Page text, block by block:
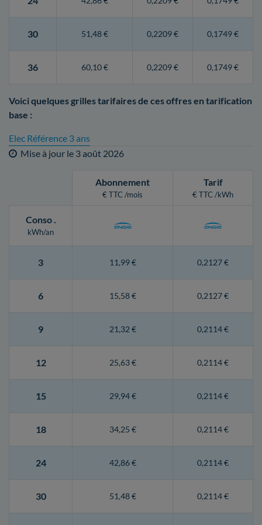
30 51,48 € 0,2209 € 0,1749 €
36 60,10 € 0,2209 € 0,1749 €
Voici quelques grilles tarifaires de ces offres en tarification
base :
Elec Référence 3 ans
Mise à jour le 3 août 2026
Abonnement
€ TTC /mois
Tarif
€ TTC /kWh
Conso.
kWh/an
3 11,99 € 0,2127 €
6 15,58 € 0,2127 €
9 21,32 € 0,2114 €
12 25,63 € 0,2114 €
15 29,94 € 0,2114 €
18 34,25 € 0,2114 €
24 42,86 € 0,2114 €
30 51,48 € 0,2114 €